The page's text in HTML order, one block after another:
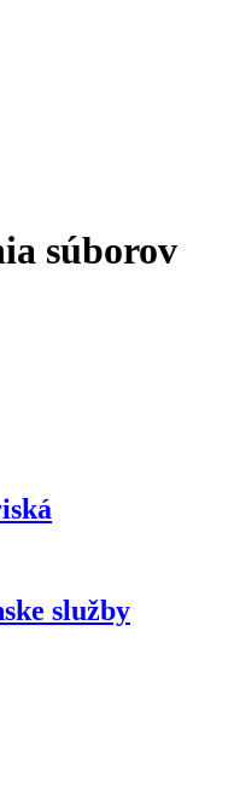
súborov
služby